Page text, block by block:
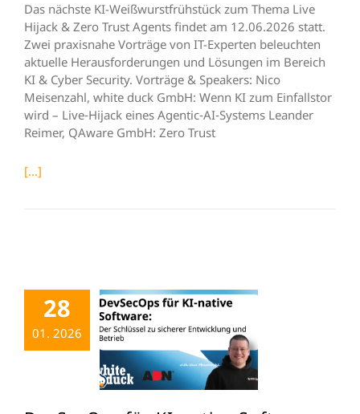
Das nächste KI-Weißwurstfrühstück zum Thema Live
Hijack & Zero Trust Agents findet am 12.06.2026 statt.
Zwei praxisnahe Vorträge von IT-Experten beleuchten
aktuelle Herausforderungen und Lösungen im Bereich
KI & Cyber Security. Vorträge & Speakers: Nico
Meisenzahl, white duck GmbH: Wenn KI zum Einfallstor
wird – Live‑Hijack eines Agentic‑AI‑Systems Leander
Reimer, QAware GmbH: Zero Trust
[...]
28
01. 2026